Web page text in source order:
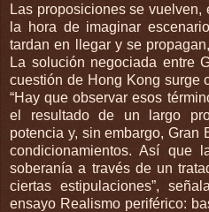
Las proposiciones se
la hora de imaginar
tardan en llegar y se
La solución negociada entre
cuestión de Hong Kong surge
“Hay que observar esos
el resultado de un largo
potencia y, sin embargo, Gran
condicionamientos. Así que
soberanía a través de un
ciertas estipulaciones”,
ensayo Realismo periférico: